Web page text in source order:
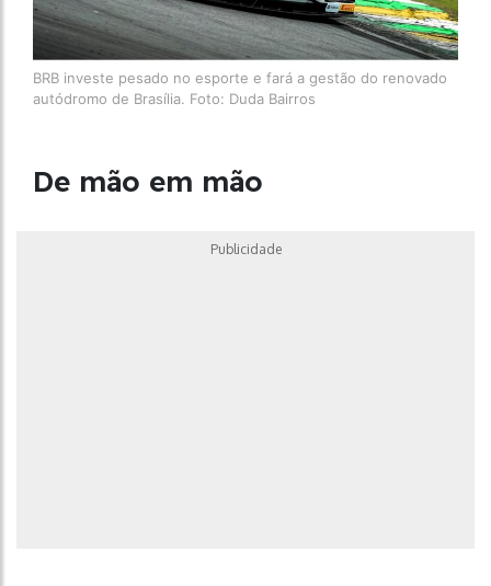
BRB investe pesado no esporte e fará a gestão do renovado
autódromo de Brasília. Foto: Duda Bairros
De mão em mão
Publicidade